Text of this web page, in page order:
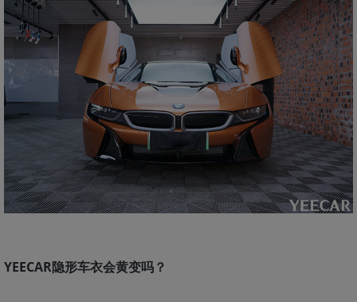
YEECAR隐形车衣会黄变吗？